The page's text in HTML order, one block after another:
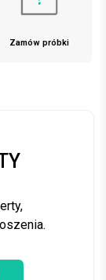
Zamów próbki